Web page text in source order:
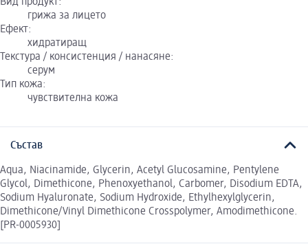
Вид продукт:
грижа за лицето
Ефект:
хидратиращ
Текстура / консистенция / нанасяне:
серум
Тип кожа:
чувствителна кожа
Състав
Aqua, Niacinamide, Glycerin, Acetyl Glucosamine, Pentylene
Glycol, Dimethicone, Phenoxyethanol, Carbomer, Disodium EDTA,
Sodium Hyaluronate, Sodium Hydroxide, Ethylhexylglycerin,
Dimethicone/Vinyl Dimethicone Crosspolymer, Amodimethicone.
[PR-0005930]